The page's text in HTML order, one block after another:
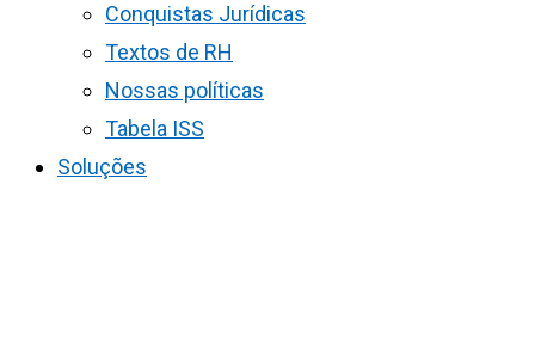
Conquistas Jurídicas
Textos de RH
Nossas políticas
Tabela ISS
Soluções